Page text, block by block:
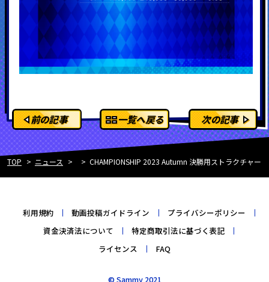
前の記事 一覧へ戻る 次の記事
TOP ニュース CHAMPIONSHIP 2023 Autumn 決勝用ストラクチャー
© Sammy 2021
利用規約 動画投稿ガイドライン
プライバシーポリシー
資金決済法について
特定商取引法に基づく表記
ライセンス
FAQ